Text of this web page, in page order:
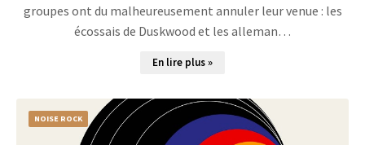
groupes ont du malheureusement annuler leur venue : les
écossais de Duskwood et les alleman…
En lire plus »
NOISE ROCK